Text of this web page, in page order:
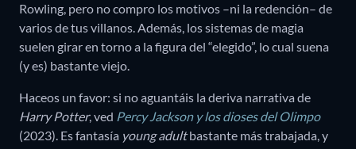
Rowling, pero no compro los motivos –ni la redención– de
varios de tus villanos. Además, los sistemas de magia
suelen girar en torno a la figura del “elegido”, lo cual suena
(y es) bastante viejo.
Haceos un favor: si no aguantáis la deriva narrativa de
Harry Potter, ved Percy Jackson y los dioses del Olimpo
(2023). Es fantasía young adultbastante más trabajada, y